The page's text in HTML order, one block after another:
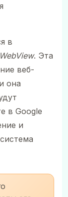
в
. Эта
веб-
она
в Google
и